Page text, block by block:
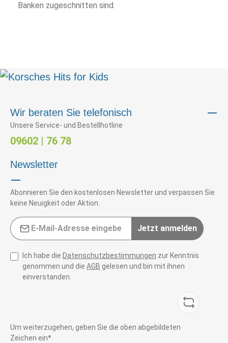
Banken zugeschnitten sind.
Wir beraten Sie telefonisch
Unsere Service- und Bestellhotline
09602 | 76 78
Newsletter
Abonnieren Sie den kostenlosen Newsletter und verpassen Sie
keine Neuigkeit oder Aktion.
E-Mail-Adresse*
Jetzt anmelden
Ich habe die Datenschutzbestimmungen zur Kenntnis
genommen und die AGB gelesen und bin mit ihnen
einverstanden.
Um weiterzugehen, geben Sie die oben abgebildeten
Zeichen ein*